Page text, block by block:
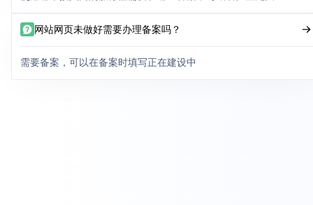
网站网页未做好需要办理备案吗？
需要备案，可以在备案时填写正在建设中